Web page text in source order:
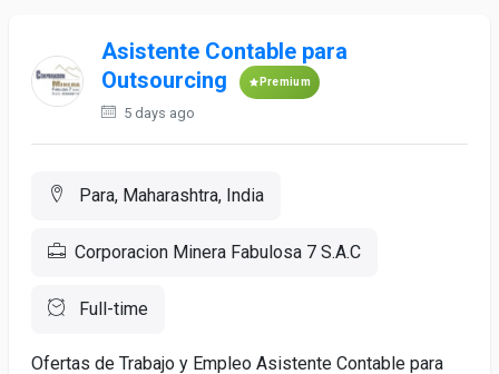
Asistente Contable para
Outsourcing
Premium
5 days ago
Para, Maharashtra, India
Corporacion Minera Fabulosa 7 S.A.C
Full-time
Ofertas de Trabajo y Empleo Asistente Contable para